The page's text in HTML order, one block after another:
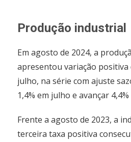
Produção industrial
Em agosto de 2024, a
apresentou variação positiva
julho, na série com ajuste
1,4% em julho e avançar
Frente a agosto de 2023, a
terceira taxa positiva